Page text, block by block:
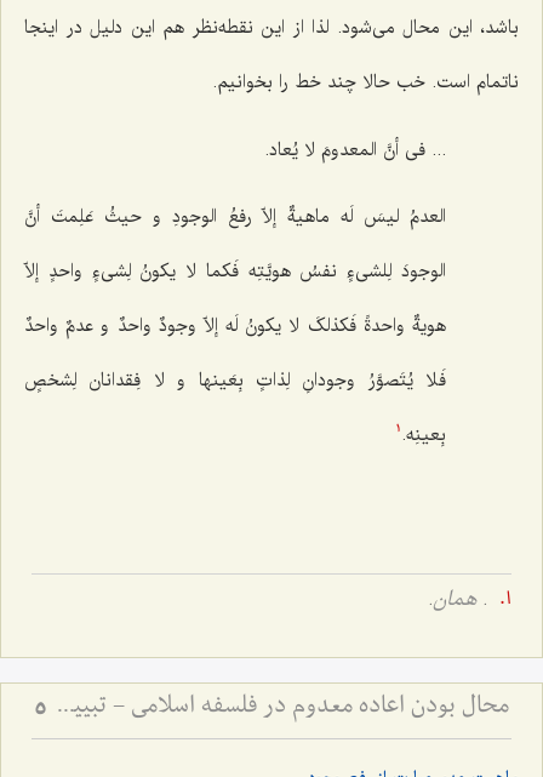
باشد، این محال می‌شود. لذا از این نقطه‌نظر هم این دلیل در اینجا
ناتمام است. خب حالا چند خط را بخوانیم.
... فی أنَّ المعدومَ لا یُعاد.
العدمُ لیسَ لَه ماهیةٌ إلاّ رفعُ الوجودِ و حیثُ عَلِمتَ أنَّ
الوجودَ لِلشی‌ءٍ نفسُ هویَّتِه فَکما لا یکونُ لِشی‌ءٍ واحدٍ إلاّ
هویةٌ واحدةً فَکذلکَ لا یکونُ لَه إلاّ وجودٌ واحدٌ و عدمٌ واحدٌ
فَلا یُتَصوَّرُ وجودانِ لِذاتٍ بِعَینها و لا فِقدانان لِشخصٍ
بِعینِه. 1
.همان.
محال بودن اعاده معدوم در فلسفه اسلامی - تبیین نسبت میان هویت، وجود و عدم در بازگشت اشیاء 5